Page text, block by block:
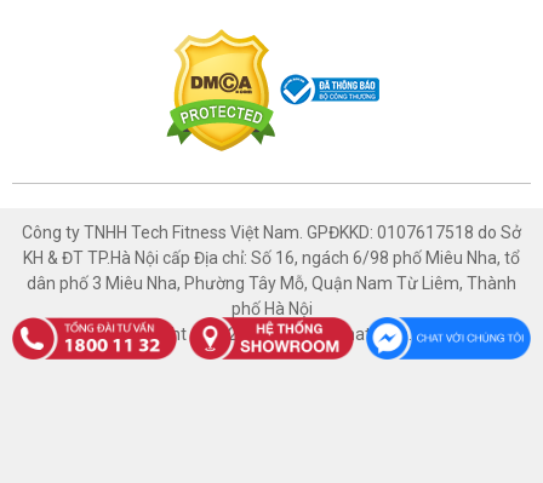
TÀI PHÁT SPORT - NAM ĐỊNH
447 Trường Chinh, Phường Thống Nhất, Thành phố Nam Định,
Có chỗ đậu xe ô tô
TÀI PHÁT SPORT - HÒA BÌNH
1129 Đường An Dương Vương, Tổ 2, Phường Thống Nhất,
Thành phố Hòa Bình, Hòa Bình
Công ty TNHH Tech Fitness Việt Nam. GPĐKKD: 0107617518 do Sở
KH & ĐT TP.Hà Nội cấp Địa chỉ: Số 16, ngách 6/98 phố Miêu Nha, tổ
dân phố 3 Miêu Nha, Phường Tây Mỗ, Quận Nam Từ Liêm, Thành
phố Hà Nội
Copyright © 2021 Thethaotaiphat.com.vn